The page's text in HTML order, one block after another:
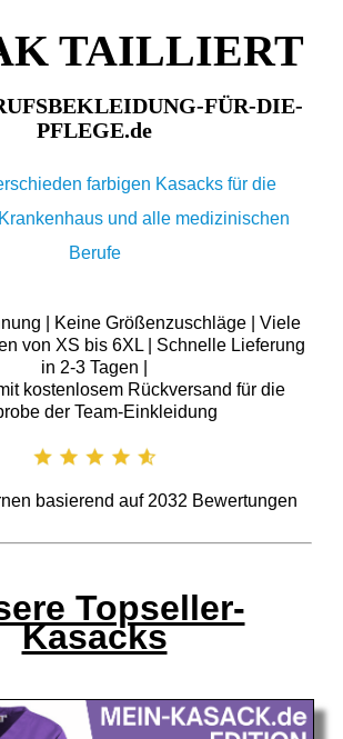
TAILLIERT
FÜR-DIE-
PFLEGE.de
farbigen Kasacks für die
und alle medizinischen
Berufe
| Keine Größenzuschläge | Viele
von XS bis 6XL | Schnelle Lieferung
in 2-3 Tagen |
kostenlosem Rückversand für die
der Team-Einkleidung
basierend auf 2032 Bewertungen
Topseller-
Kasacks